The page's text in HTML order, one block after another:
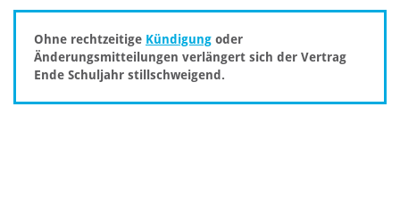
Ohne rechtzeitige Kündigung oder
Änderungsmitteilungen verlängert sich der Vertrag
Ende Schuljahr stillschweigend.